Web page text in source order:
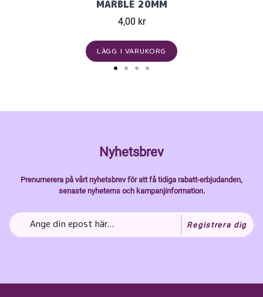
MARBLE 20MM
4,00 kr
LÄGG I VARUKORG
Nyhetsbrev
Prenumerera på vårt nyhetsbrev för att få tidiga rabatt-erbjudanden,
senaste nyheterns och kampanjinformation.
Registrera dig